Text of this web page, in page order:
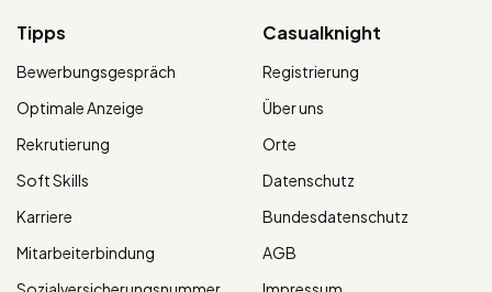
Tipps
Bewerbungsgespräch
Optimale Anzeige
Rekrutierung
Soft Skills
Karriere
Mitarbeiterbindung
Casualknight
Registrierung
Über uns
Orte
Datenschutz
Bundesdatenschutz
AGB